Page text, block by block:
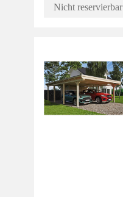
Nicht reservierbar